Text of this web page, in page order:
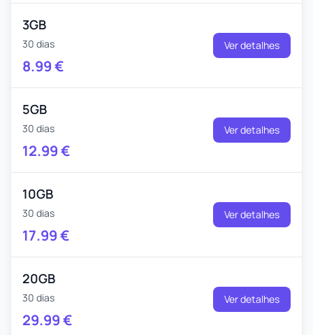
3GB
30 dias
8.99€
Ver detalhes
5GB
30 dias
12.99€
Ver detalhes
10GB
30 dias
17.99€
Ver detalhes
20GB
30 dias
29.99€
Ver detalhes